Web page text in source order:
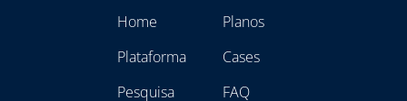
Home
Plataforma
Pesquisa
Planos
Cases
FAQ